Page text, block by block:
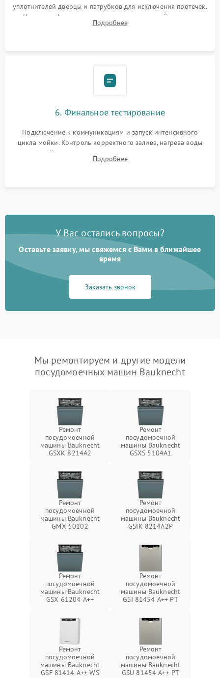
уплотнителей дверцы и патрубков для исключения протечек.
Надежная фиксация хомутов гидравлической системы,
сборка корпуса и установка датчика поплавка.
Подробнее
6. Финальное тестирование
Подключение к коммуникациям и запуск интенсивного
цикла мойки. Контроль корректного залива, нагрева воды
до нужной температуры, отсутствия посторонних шумов,
штатного слива и абсолютной сухости в поддоне.
Подробнее
У Вас остались вопросы?
Оставьте заявку, мы свяжемся с Вами в ближайшее
время
Заказать звонок
Мы ремонтируем и другие модели
посудомоечных машин Bauknecht
Ремонт
посудомоечной
машины Bauknecht
GSXK 8214A2
Ремонт
посудомоечной
машины Bauknecht
GSXS 5104A1
Ремонт
посудомоечной
машины Bauknecht
GMX 50102
Ремонт
посудомоечной
машины Bauknecht
GSIK 8214A2P
Ремонт
посудомоечной
машины Bauknecht
GSX 61204 A++
Ремонт
посудомоечной
машины Bauknecht
GSI 81454 A++ PT
Ремонт
посудомоечной
машины Bauknecht
GSF 81414 A++ WS
Ремонт
посудомоечной
машины Bauknecht
GSU 81454 A++ PT